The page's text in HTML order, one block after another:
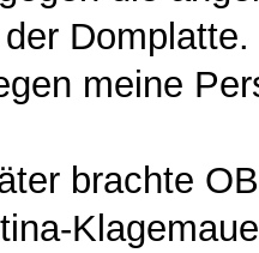
meine
brachte